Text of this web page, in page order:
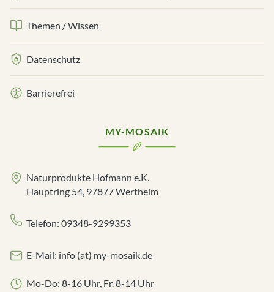
Themen / Wissen
Datenschutz
Barrierefrei
MY-MOSAIK
Naturprodukte Hofmann e.K.
Hauptring 54, 97877 Wertheim
Telefon: 09348-9299353
E-Mail: info (at) my-mosaik.de
Mo-Do: 8-16 Uhr, Fr. 8-14 Uhr